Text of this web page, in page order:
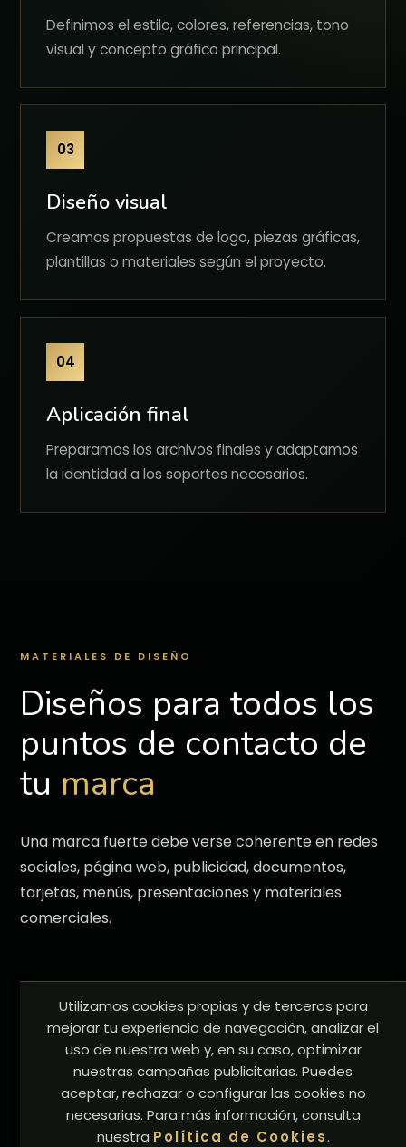
Definimos el estilo, colores, referencias, tono
visual y concepto gráfico principal.
03
Diseño visual
Creamos propuestas de logo, piezas gráficas,
plantillas o materiales según el proyecto.
04
Aplicación final
Preparamos los archivos finales y adaptamos
la identidad a los soportes necesarios.
MATERIALES DE DISEÑO
Diseños para todos los
puntos de contacto de
tu marca
Una marca fuerte debe verse coherente en redes
sociales, página web, publicidad, documentos,
tarjetas, menús, presentaciones y materiales
comerciales.
¿Listo para atraer
más clientesdesde
Google?
Utilizamos cookies propias y de terceros para
mejorar tu experiencia de navegación, analizar el
uso de nuestra web y, en su caso, optimizar
nuestras campañas publicitarias. Puedes
aceptar, rechazar o configurar las cookies no
necesarias. Para más información, consulta
nuestra Política de Cookies.